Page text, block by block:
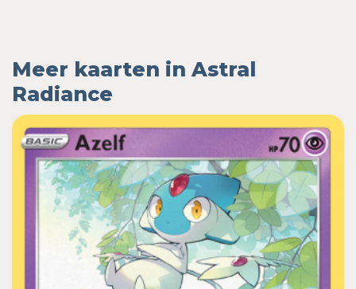
Meer kaarten in Astral
Radiance